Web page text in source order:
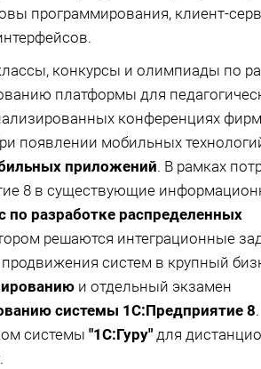
программирования, клиент-
конкурсы и олимпиады по
платформы для
конференциях
появлении мобильных
приложений. В рамках
8 в существующие
по разработке распределенных
решаются интеграционные
систем в крупный
и отдельный экзамен
системы 1С:Предприятие 8.
системы "1С:Гуру"для